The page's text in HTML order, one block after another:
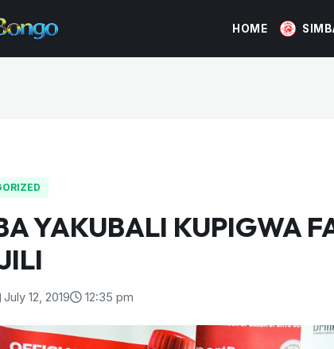
HOME
YAKUBALI KUPIGWA
July 12, 2019 12:35 pm